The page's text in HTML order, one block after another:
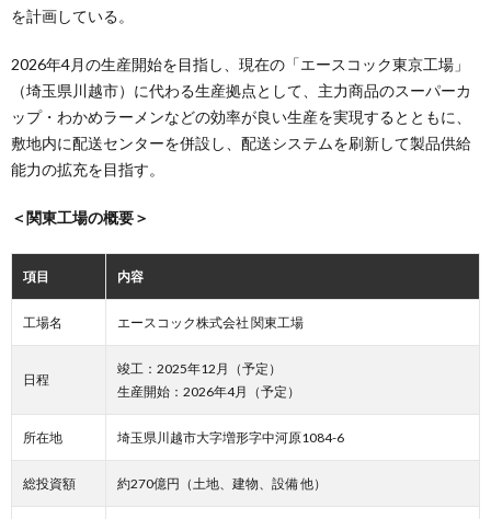
を計画している。
2026年4月の生産開始を目指し、現在の「エースコック東京工場」
（埼玉県川越市）に代わる生産拠点として、主力商品のスーパーカ
ップ・わかめラーメンなどの効率が良い生産を実現するとともに、
敷地内に配送センターを併設し、配送システムを刷新して製品供給
能力の拡充を目指す。
＜関東工場の概要＞
項目 内容
工場名 エースコック株式会社 関東工場
日程
竣工：2025年12月（予定）
生産開始：2026年4月（予定）
所在地 埼玉県川越市大字増形字中河原1084-6
総投資額 約270億円（土地、建物、設備 他）